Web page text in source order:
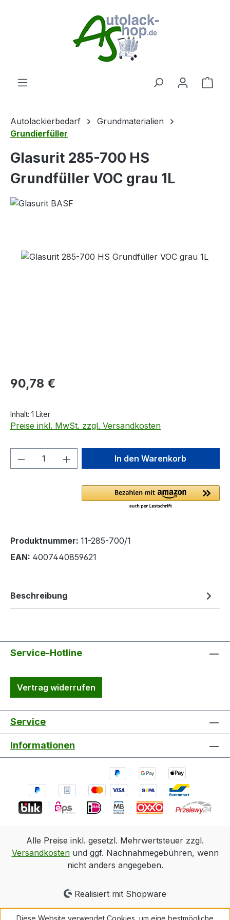
Autolackierbedarf
Grundmaterialien
Grundierfüller
Glasurit 285-700 HS
Grundfüller VOC grau 1L
Bildergalerie überspringen
Regulärer Preis:
90,78 €
Inhalt: 1 Liter
Preise inkl. MwSt. zzgl. Versandkosten
Produkt Anzahl: Gib denIn den Warenkorb
Produktnummer: 11-285-700/1
EAN: 4007440859621
Beschreibung
Service-Hotline
Vertrag widerrufen
Service
Informationen
Alle Preise inkl. gesetzl. Mehrwertsteuer zzgl.
Versandkostenund ggf. Nachnahmegebühren, wenn
nicht anders angegeben.
Realisiert mit Shopware
Diese Website verwendet Cookies, um eine bestmögliche